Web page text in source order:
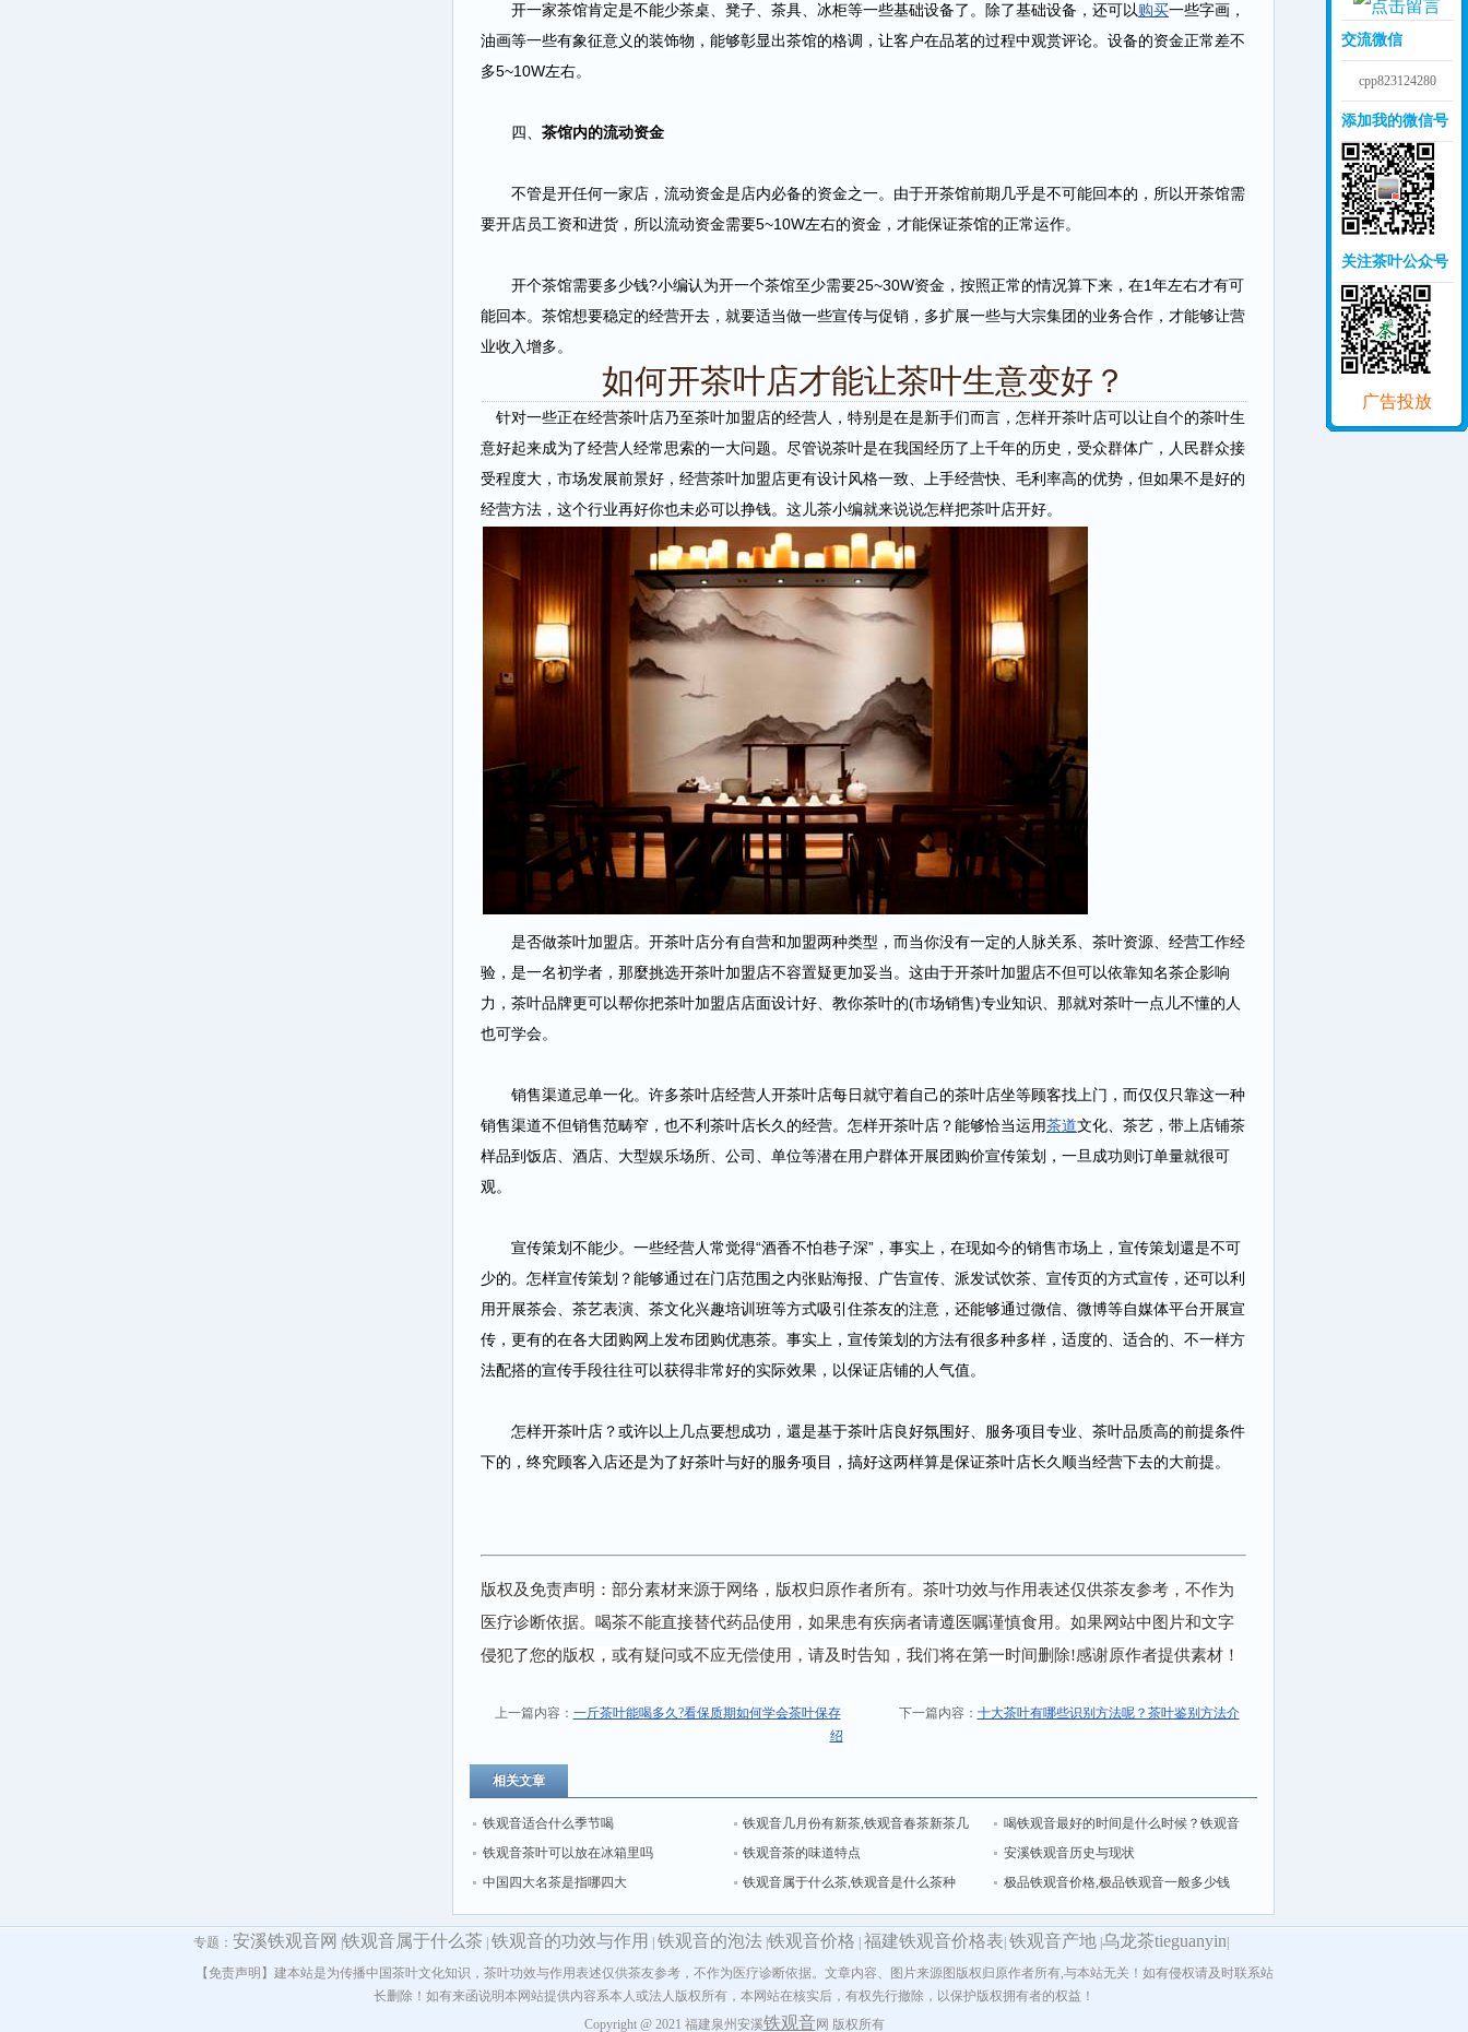
开一家茶馆肯定是不能少茶桌、凳子、茶具、冰柜等一些基础设备了。除了基础设备，还可以购买一些字画，
油画等一些有象征意义的装饰物，能够彰显出茶馆的格调，让客户在品茗的过程中观赏评论。设备的资金正常差不
多5~10W左右。
四、 茶馆内的流动资金
不管是开任何一家店，流动资金是店内必备的资金之一。由于开茶馆前期几乎是不可能回本的，所以开茶馆需
要开店员工资和进货，所以流动资金需要5~10W左右的资金，才能保证茶馆的正常运作。
开个茶馆需要多少钱?小编认为开一个茶馆至少需要25~30W资金，按照正常的情况算下来，在1年左右才有可
能回本。茶馆想要稳定的经营开去，就要适当做一些宣传与促销，多扩展一些与大宗集团的业务合作，才能够让营
业收入增多。
如何开茶叶店才能让茶叶生意变好？
针对一些正在经营茶叶店乃至茶叶加盟店的经营人，特别是在是新手们而言，怎样开茶叶店可以让自个的茶叶生
意好起来成为了经营人经常思索的一大问题。尽管说茶叶是在我国经历了上千年的历史，受众群体广，人民群众接
受程度大，市场发展前景好，经营茶叶加盟店更有设计风格一致、上手经营快、毛利率高的优势，但如果不是好的
经营方法，这个行业再好你也未必可以挣钱。这儿茶小编就来说说怎样把茶叶店开好。
是否做茶叶加盟店。开茶叶店分有自营和加盟两种类型，而当你没有一定的人脉关系、茶叶资源、经营工作经
验，是一名初学者，那麼挑选开茶叶加盟店不容置疑更加妥当。这由于开茶叶加盟店不但可以依靠知名茶企影响
力，茶叶品牌更可以帮你把茶叶加盟店店面设计好、教你茶叶的(市场销售)专业知识、那就对茶叶一点儿不懂的人
也可学会。
销售渠道忌单一化。许多茶叶店经营人开茶叶店每日就守着自己的茶叶店坐等顾客找上门，而仅仅只靠这一种
销售渠道不但销售范畴窄，也不利茶叶店长久的经营。怎样开茶叶店？能够恰当运用茶道文化、茶艺，带上店铺茶
样品到饭店、酒店、大型娱乐场所、公司、单位等潜在用户群体开展团购价宣传策划，一旦成功则订单量就很可
观。
宣传策划不能少。一些经营人常觉得“酒香不怕巷子深”，事实上，在现如今的销售市场上，宣传策划還是不可
少的。怎样宣传策划？能够通过在门店范围之内张贴海报、广告宣传、派发试饮茶、宣传页的方式宣传，还可以利
用开展茶会、茶艺表演、茶文化兴趣培训班等方式吸引住茶友的注意，还能够通过微信、微博等自媒体平台开展宣
传，更有的在各大团购网上发布团购优惠茶。事实上，宣传策划的方法有很多种多样，适度的、适合的、不一样方
法配搭的宣传手段往往可以获得非常好的实际效果，以保证店铺的人气值。
怎样开茶叶店？或许以上几点要想成功，還是基于茶叶店良好氛围好、服务项目专业、茶叶品质高的前提条件
下的，终究顾客入店还是为了好茶叶与好的服务项目，搞好这两样算是保证茶叶店长久顺当经营下去的大前提。
版权及免责声明：部分素材来源于网络，版权归原作者所有。茶叶功效与作用表述仅供茶友参考，不作为
医疗诊断依据。喝茶不能直接替代药品使用，如果患有疾病者请遵医嘱谨慎食用。如果网站中图片和文字
侵犯了您的版权，或有疑问或不应无偿使用，请及时告知，我们将在第一时间删除!感谢原作者提供素材！
上一篇内容： 一斤茶叶能喝多久?看保质期如何学会茶叶保存 下一篇内容： 十大茶叶有哪些识别方法呢？茶叶鉴别方法介
绍
相关文章
铁观音适合什么季节喝
铁观音几月份有新茶,铁观音春茶新茶几
月上市
喝铁观音最好的时间是什么时候？铁观音
什么时间喝是正确的
铁观音茶叶可以放在冰箱里吗 铁观音茶的味道特点
安溪铁观音历史与现状
中国四大名茶是指哪四大
铁观音属于什么茶,铁观音是什么茶种
极品铁观音价格,极品铁观音一般多少钱
一斤
专题： 安溪铁观音网 铁观音属于什么茶 铁观音的功效与作用 铁观音的泡法 铁观音价格 福建铁观音价格表 铁观音产地 乌龙茶tieguanyin
【免责声明】建本站是为传播中国茶叶文化知识，茶叶功效与作用表述仅供茶友参考，不作为医疗诊断依据。文章内容、图片来源图版权归原作者所有,与本站无关！如有侵权请及时联系站
长删除！如有来函说明本网站提供内容系本人或法人版权所有，本网站在核实后，有权先行撤除，以保护版权拥有者的权益！
Copyright @ 2021 福建泉州安溪铁观音网 版权所有
交流微信
cpp823124280
添加我的微信号
关注茶叶公众号
广告投放